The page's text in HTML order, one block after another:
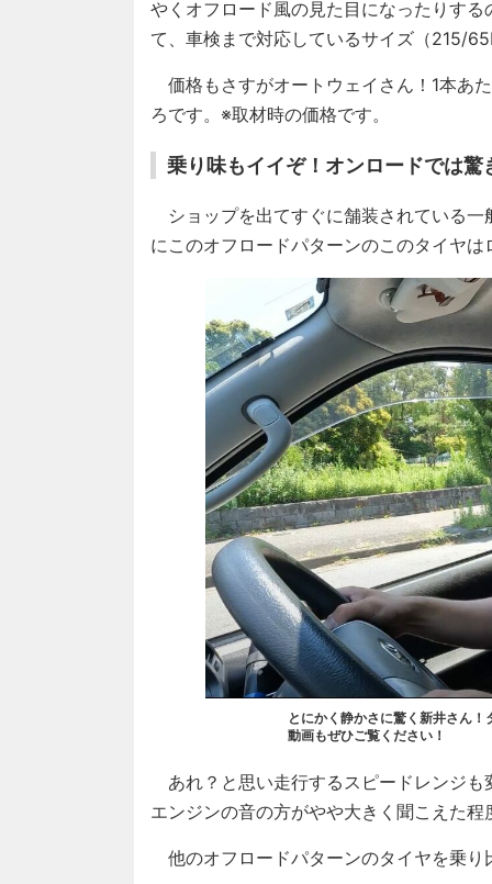
やくオフロード風の見た目になったりす
て、車検まで対応しているサイズ（215/
価格もさすがオートウェイさん！1本あ
ろです。※取材時の価格です。
乗り味もイイぞ！オンロードでは驚
ショップを出てすぐに舗装されている一
にこのオフロードパターンのこのタイヤは
とにかく静かさに驚く新井さん
動画もぜひご覧ください！
あれ？と思い走行するスピードレンジも
エンジンの音の方がやや大きく聞こえた程
他のオフロードパターンのタイヤを乗り